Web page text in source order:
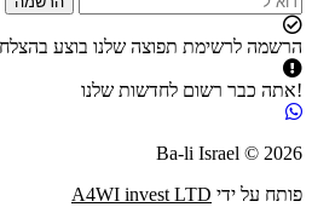
הרשמה לרשימת תפוצה שלנו בוצע
!אתה כבר רשום לחדשות שלנו
2026 © Ba-li Israel
פותח על ידי A4WI invest LTD